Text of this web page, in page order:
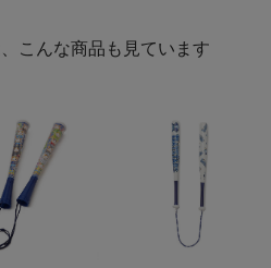
こんな商品も見ています